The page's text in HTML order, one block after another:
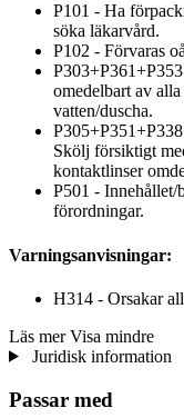
P101 - Ha
söka läkarvård.
P102 - Förvaras
omedelbart av
vatten/duscha.
Skölj försiktigt
kontaktlinser
P501 - Innehållet/
förordningar.
Varningsanvisningar:
H314 - Orsakar
Läs mer Visa mindre
Juridisk information
Passar med